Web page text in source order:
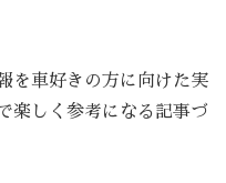
を車好きの方に向けた実
楽しく参考になる記事づ